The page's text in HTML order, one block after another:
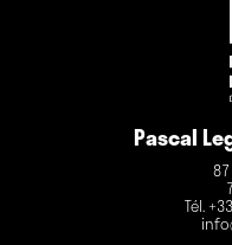
Pascal
Tél.